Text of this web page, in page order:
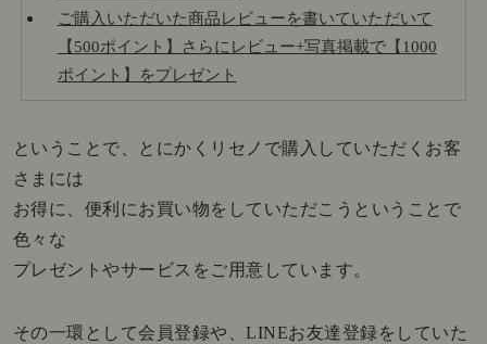
ご購入いただいた商品レビューを書いていただいて
【500ポイント】さらにレビュー+写真掲載で【1000
ポイント】をプレゼント
ということで、とにかくリセノで購入していただくお客
さまには
お得に、便利にお買い物をしていただこうということで
色々な
プレゼントやサービスをご用意しています。
その一環として会員登録や、LINEお友達登録をしていた